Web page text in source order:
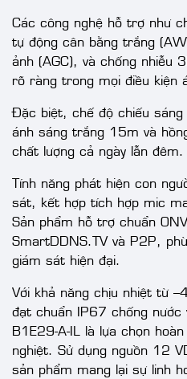
Các công nghệ hỗ trợ như
tự động cân bằng trắng
ảnh (AGC), và chống nhiễu
rõ ràng trong mọi điều kiện
Đặc biệt, chế độ chiếu sáng
ánh sáng trắng 15m và
chất lượng cả ngày lẫn đêm.
Tính năng phát hiện con
sát, kết hợp tích hợp mic
Sản phẩm hỗ trợ chuẩn
SmartDDNS.TV và P2P,
giám sát hiện đại.
Với khả năng chịu nhiệt từ
đạt chuẩn IP67 chống nước
B1E29-A-IL là lựa chọn
nghiệt. Sử dụng nguồn 12
sản phẩm mang lại sự linh